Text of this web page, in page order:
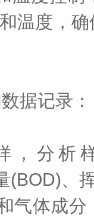
温度，
记录：
分析样
(BOD)、
气体成